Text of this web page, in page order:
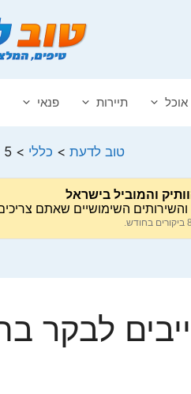
אוכל תיירות פנאי
טוב לדעת > כללי >5 מקומות שחייבים לבקר בהם